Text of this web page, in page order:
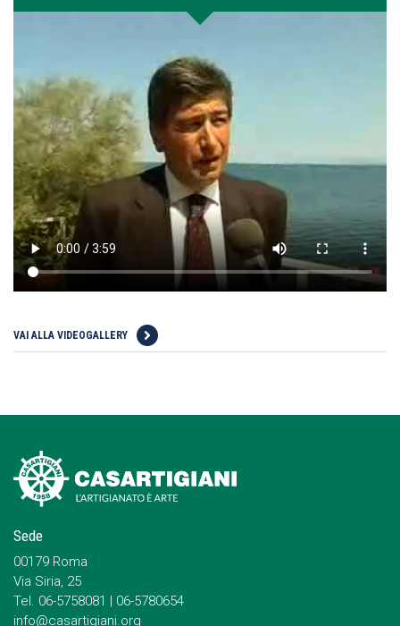
VAI ALLA VIDEOGALLERY
Sede
00179 Roma
Via Siria, 25
Tel. 06-5758081 | 06-5780654
info@casartigiani.org